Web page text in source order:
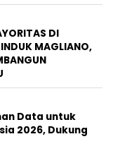
DI
MAGLIANO,
Data untuk
2026, Dukung